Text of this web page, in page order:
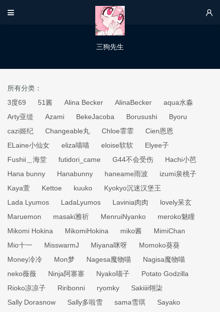
 
三狗先生
所有分类：
3度69
51酱 Alina Becker AlinaBecker
aqua水淼
Arty亚缇
Azami BekeJacoba Borusushi
Byoru
cazi姬纪
Changeable丸 Chloe霏霏
Cien恩恩
ELaine小仙女
eliza喵喵 eloise软软
Elyee子
Fushii＿海堂
futidori_came G44不会受伤
Hachi小芭
Hana bunny
Hanabunny haneame雨波
izumi泉桃子
Kaya萱
Kettoe kuuko
Kyokyo沉迷汉堡王
Lada Lyumos
LadaLyumos Lavinia肉肉
lovely呆玄
Maruemon
masaki雅祈 MenruiNyanko
meroko魅瞳
Mikomi Hokina
MikomiHokina miko酱
MimiChan
Mio十一
MisswarmJ Miyana咪呀
Momoko葵葵
Money冷冷
Mon梦 Nagesa魔物喵
Nagisa魔物喵
neko薇薇
Ninja阿寨寨 Nyako喵子
Potato Godzilla
Rioko凉凉子
Riribonni ryomky
Sakiiii翎柒
Sally Dorasnow
Sally多啦雪 sama雪琪
Sayako